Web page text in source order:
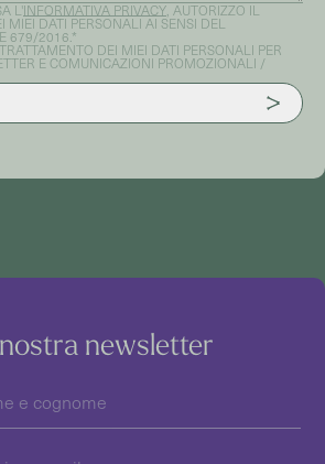
L'INFORMATIVA PRIVACY , AUTORIZZO IL
MIEI DATI PERSONALI AI SENSI DEL
679/2016.*
DEI MIEI DATI PERSONALI PER
E COMUNICAZIONI PROMOZIONALI /
newsletter